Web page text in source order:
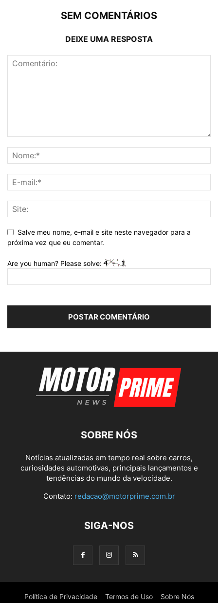
SEM COMENTÁRIOS
DEIXE UMA RESPOSTA
Salve meu nome, e-mail e site neste navegador para a
próxima vez que eu comentar.
Are you human? Please solve:
SOBRE NÓS
Notícias atualizadas em tempo real sobre carros,
curiosidades automotivas, principais lançamentos e
tendências do mundo da velocidade.
Contato: redacao@motorprime.com.br
SIGA-NOS
Política de Privacidade Termos de Uso Sobre Nós